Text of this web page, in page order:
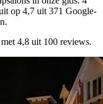
op 4,7 uit 371 Google-
met 4,8 uit 100 reviews.